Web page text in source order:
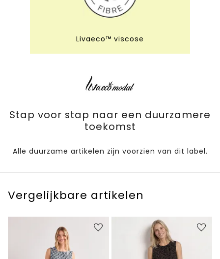
Livaeco™ viscose
Stap voor stap naar een duurzamere
toekomst
Alle duurzame artikelen zijn voorzien van dit label.
Vergelijkbare artikelen